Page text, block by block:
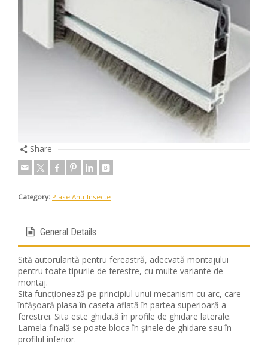
Share
Category: Plase Anti-Insecte
General Details
Sită autorulantă pentru fereastră, adecvată montajului
pentru toate tipurile de ferestre, cu multe variante de
montaj.
Sita funcționează pe principiul unui mecanism cu arc, care
înfășoară plasa în caseta aflată în partea superioară a
ferestrei. Sita este ghidată în profile de ghidare laterale.
Lamela finală se poate bloca în şinele de ghidare sau în
profilul inferior.